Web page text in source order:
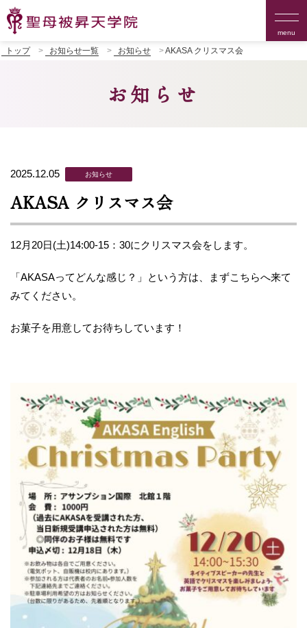
menu
トップ お知らせ一覧 お知らせ AKASA クリスマス会
お知らせ
2025.12.05 お知らせ
AKASA クリスマス会
12月20日(土)14:00-15：30にクリスマス会をします。
「AKASAってどんな感じ？」という方は、まずこちらへ来て
みてください。
お菓子を用意してお待ちしています！